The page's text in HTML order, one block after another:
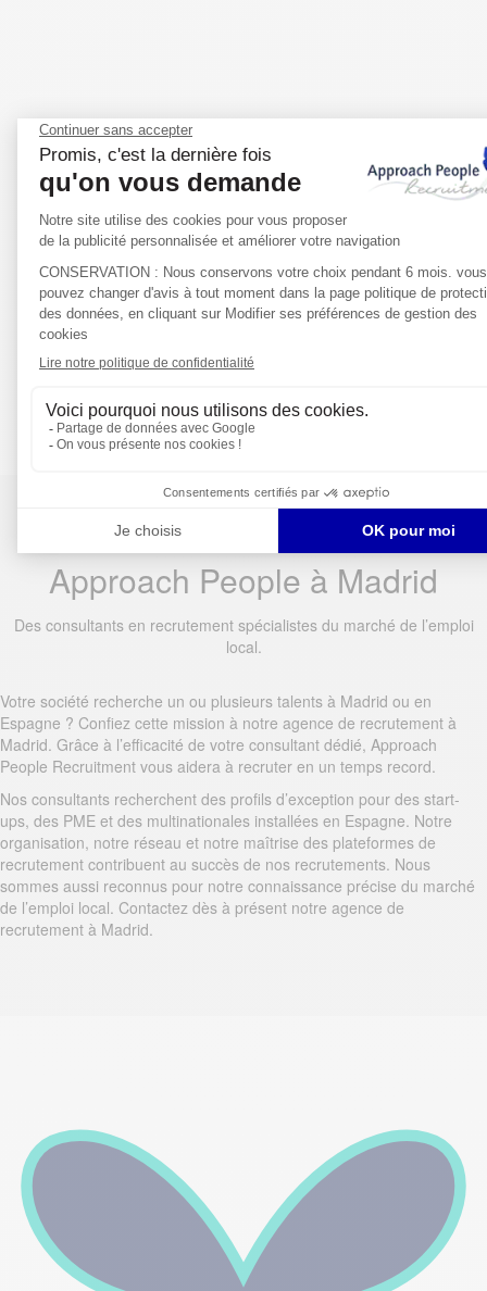
MODE
Approach People à Madrid
Des consultants en recrutement spécialistes du marché de l’emploi
local.
Votre société recherche un ou plusieurs talents à Madrid ou en
Espagne ? Confiez cette mission à notre agence de recrutement à
Madrid. Grâce à l’efficacité de votre consultant dédié, Approach
People Recruitment vous aidera à recruter en un temps record.
Nos consultants recherchent des profils d’exception pour des start-
ups, des PME et des multinationales installées en Espagne. Notre
organisation, notre réseau et notre maîtrise des plateformes de
recrutement contribuent au succès de nos recrutements. Nous
sommes aussi reconnus pour notre connaissance précise du marché
de l’emploi local. Contactez dès à présent notre agence de
recrutement à Madrid.